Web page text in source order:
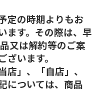
定の時期よりもお
ます。その際は、早
又は解約等のご案
います。
」、「自店」、
については、商品